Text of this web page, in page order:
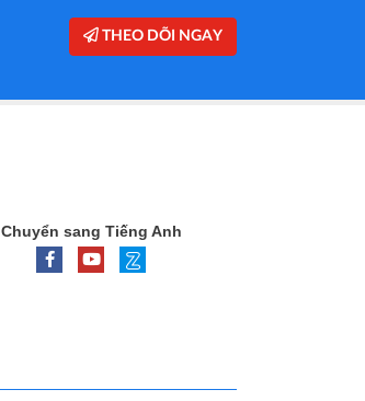
THEO DÕI NGAY
Chuyển sang Tiếng Anh